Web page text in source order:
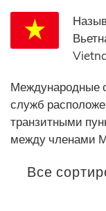
Международные
служб
транзитными
между членами
Все